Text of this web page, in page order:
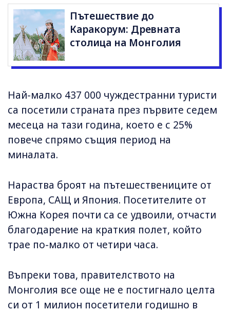
Пътешествие до
Каракорум: Древната
столица на Монголия
Най-малко 437 000 чуждестранни туристи
са посетили страната през първите седем
месеца на тази година, което е с 25%
повече спрямо същия период на
миналата.
Нараства броят на пътешествениците от
Европа, САЩ и Япония. Посетителите от
Южна Корея почти са се удвоили, отчасти
благодарение на краткия полет, който
трае по-малко от четири часа.
Въпреки това, правителството на
Монголия все още не е постигнало целта
си от 1 милион посетители годишно в